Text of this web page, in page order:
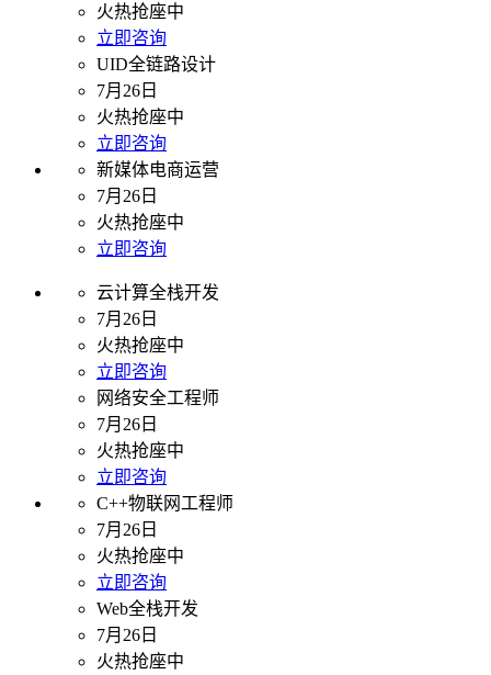
火热抢座中
立即咨询
UID全链路设计
7月26日
火热抢座中
立即咨询
新媒体电商运营
7月26日
火热抢座中
立即咨询
云计算全栈开发
7月26日
火热抢座中
立即咨询
网络安全工程师
7月26日
火热抢座中
立即咨询
C++物联网工程师
7月26日
火热抢座中
立即咨询
Web全栈开发
7月26日
火热抢座中